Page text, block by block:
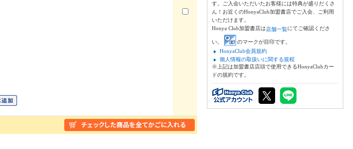
す。ご入会いただいたお客様には特典が盛りだくさ
ん！お近くのHonyaClub加盟書店でご入会、ご利用
いただけます。
Honya Club加盟書店は店舗一覧にてご確認くださ
い。
のマークが目印です。
HonyaClub会員規約
個人情報の取扱いに関する規程
※上記は加盟書店店頭で使用できるHonyaClubカー
ドの規約です。